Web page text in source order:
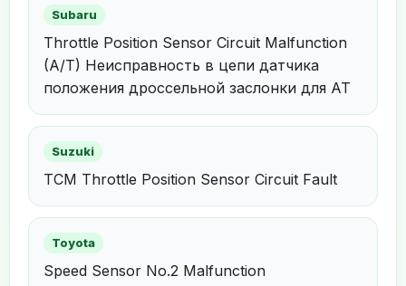
Subaru
Throttle Position Sensor Circuit Malfunction
(A/T) Неисправность в цепи датчика
положения дроссельной заслонки для AT
Suzuki
TCM Throttle Position Sensor Circuit Fault
Toyota
Speed Sensor No.2 Malfunction